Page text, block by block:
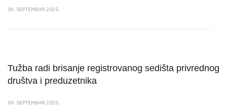
18. SEPTEMBAR 2025.
Tužba radi brisanje registrovanog sedišta privrednog
društva i preduzetnika
09. SEPTEMBAR 2025.